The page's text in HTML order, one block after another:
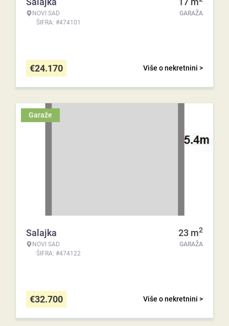
NOVI SAD
ŠIFRA: #474101
GARAŽA
Više o nekretnini >
€24.170
Garaže
Salajka
NOVI SAD
ŠIFRA: #474122
23 m2
GARAŽA
Više o nekretnini >
€32.700